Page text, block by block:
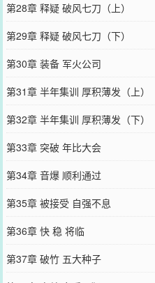
第28章 释疑 破风七刀（上）
第29章 释疑 破风七刀（下）
第30章 装备 军火公司
第31章 半年集训 厚积薄发（上）
第32章 半年集训 厚积薄发（下）
第33章 突破 年比大会
第34章 音爆 顺利通过
第35章 被接受 自强不息
第36章 快 稳 将临
第37章 破竹 五大种子